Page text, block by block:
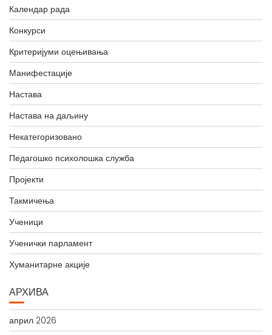
Календар рада
Конкурси
Критеријуми оцењивања
Манифестације
Настава
Настава на даљину
Некатегоризовано
Педагошко психолошка служба
Пројекти
Такмичења
Ученици
Ученички парламент
Хуманитарне акције
АРХИВА
април 2026